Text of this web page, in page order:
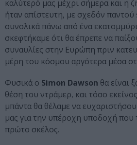
καλύτερό μας μέχρι σήμερα και η
ήταν απίστευτη, με σχεδόν
συνολικά πάνω από ένα
σκεφτήκαμε ότι θα έπρεπε να
συναυλίες στην Ευρώπη πριν
μέρη του κόσμου αργότερα μέσα
Φυσικά ο Simon Dawson θα είναι
θέση του ντράμερ, και τόσο
μπάντα θα θέλαμε να
μας για την υπέροχη υποδοχή που
πρώτο σκέλος.